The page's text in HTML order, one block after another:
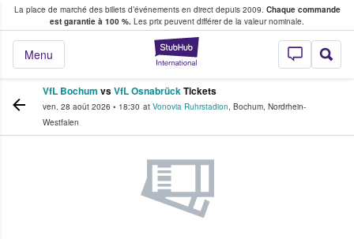
La place de marché des billets d’événements en direct depuis 2009. Chaque commande
est garantie à 100 %. Les prix peuvent différer de la valeur nominale.
StubHub - Où
Menu
fans achètent et vendent des billets
VfL Bochum vsVfL OsnabrückTickets
ven. 28 août 2026 • 18:30 at Vonovia Ruhrstadion, Bochum, Nordrhein-
Westfalen